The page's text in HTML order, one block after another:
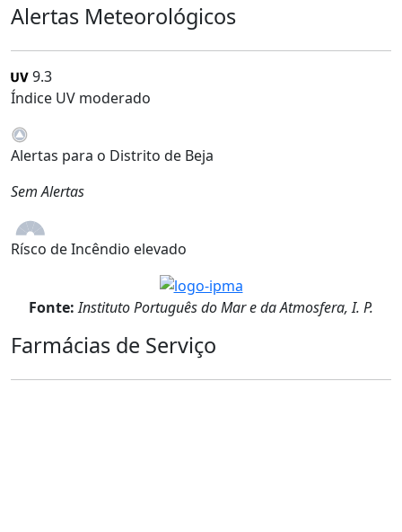
Alertas Meteorológicos
9.3
Índice UV moderado
Alertas para o Distrito de Beja
Sem Alertas
Rísco de Incêndio elevado
Fonte: Instituto Português do Mar e da Atmosfera, I. P.
Farmácias de Serviço